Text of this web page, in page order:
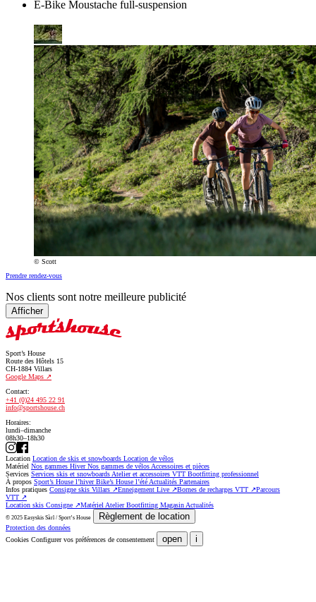
E-Bike Moustache full-suspension
© Scott
Prendre rendez-vous
Nos clients sont notre meilleure publicité
Afficher
Sport’s House
Route des Hôtels 15
CH-1884 Villars
Google Maps
Contact:
+41 (0)24 495 22 91
info@sportshouse.ch
Horaires:
lundi–dimanche
08h30–18h30
Location Location de skis et snowboards Location de vélos
Matériel Nos gammes HiverNos gammes de vélos Accessoires et pièces
Services Services skis et snowboards Atelier et accessoires VTT Bootfitting professionnel
À propos Sport’s House l’hiverBike’s House l’été Actualités Partenaires
Infos pratiques Consigne skis Villars ↗Enneigement Live ↗Bornes de recharges VTT ↗Parcours
VTT ↗
Location skis Consigne ↗Matériel AtelierBootfitting Magasin Actualités
© 2025 Easyskis Sàrl / Sport’s House Règlement de location
Protection des données
Cookies Configurer vos préférences de consentement open i